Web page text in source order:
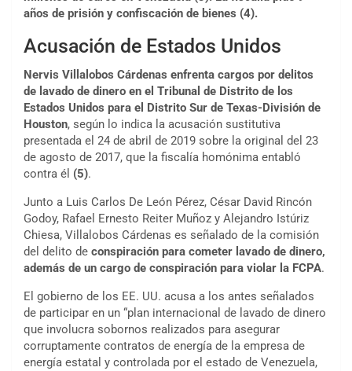
años de prisión y confiscación de bienes (4).
Acusación de Estados Unidos
Nervis Villalobos Cárdenas enfrenta cargos por delitos
de lavado de dinero en el Tribunal de Distrito de los
Estados Unidos para el Distrito Sur de Texas-División de
Houston, según lo indica la acusación sustitutiva
presentada el 24 de abril de 2019 sobre la original del 23
de agosto de 2017, que la fiscalía homónima entabló
contra él (5).
Junto a Luis Carlos De León Pérez, César David Rincón
Godoy, Rafael Ernesto Reiter Muñoz y Alejandro Istúriz
Chiesa, Villalobos Cárdenas es señalado de la comisión
del delito de conspiración para cometer lavado de dinero,
además de un cargo de conspiración para violar la FCPA.
El gobierno de los EE. UU. acusa a los antes señalados
de participar en un “plan internacional de lavado de dinero
que involucra sobornos realizados para asegurar
corruptamente contratos de energía de la empresa de
energía estatal y controlada por el estado de Venezuela,